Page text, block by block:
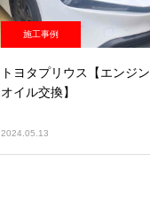
施工事例
トヨタプリウス【エンジン
オイル交換】
2024.05.13